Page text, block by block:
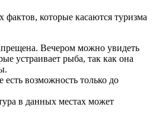
фактов, которые касаются туризма
Вечером можно увидеть
устраивает рыба, так как она
возможность только до
в данных местах может